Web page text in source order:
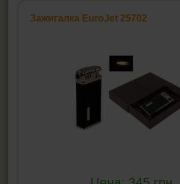
Зажигалка EuroJet 25702